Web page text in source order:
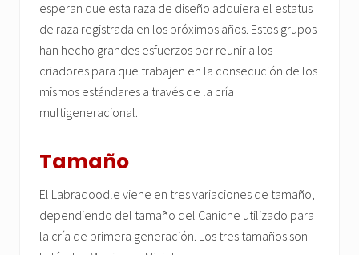
esperan que esta raza de diseño adquiera el estatus
de raza registrada en los próximos años. Estos grupos
han hecho grandes esfuerzos por reunir a los
criadores para que trabajen en la consecución de los
mismos estándares a través de la cría
multigeneracional.
Tamaño
El Labradoodle viene en tres variaciones de tamaño,
dependiendo del tamaño del Caniche utilizado para
la cría de primera generación. Los tres tamaños son